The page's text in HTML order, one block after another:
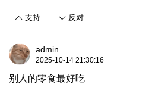
支持 反对
admin
2025-10-14 21:30:16
别人的零食最好吃